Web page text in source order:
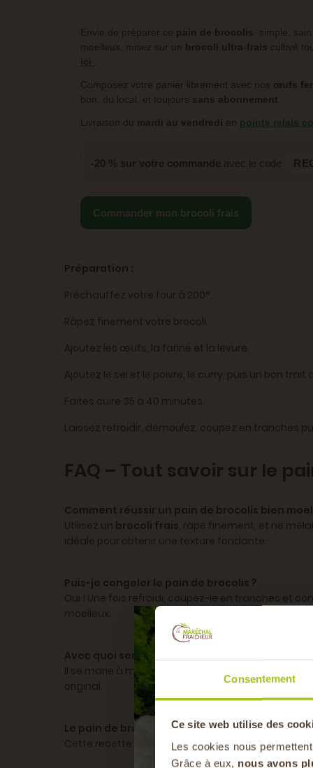
Consentement
Ce site web utilise des
Les cookies nous
Grâce à eux, nous avons
Envie de préparer ce pain de brocolis , simple,
moelleux, misez sur un brocoli ultra-frais cultivé
ici
Composez votre panier librement avec nos œufs
bon, du local, et toujours sans abonnement
Livraison du mardi au vendredi en points relais
-20 % sur votre commande avec le code
Commander mon brocoli frais
Préparation :
Préchauffez votre four à 200°.
Râpez finement votre brocoli.
Ajoutez les œufs, la farine et la levure.
Ajoutez le sel et le poivre, le curry, puis un bon trait
Faites cuire 35 à 40 minutes.
Laissez refroidir, démoulez, coupez en tranches
FAQ – Tout savoir sur le
Comment réussir un pain de brocolis bien
Utilisez un brocoli frais, râpé finement, et ne
idéale pour obtenir une texture fondante.
Puis-je congeler le pain de brocolis ?
Oui ! Une fois refroidi, coupez-le en tranches et
moelleux.
Avec quoi servir le pain de brocolis ?
Il se marie à merveille avec du
original.
Le pain de brocolis est-il sans gluten ?
Cette recette contient de la farine de blé, mais